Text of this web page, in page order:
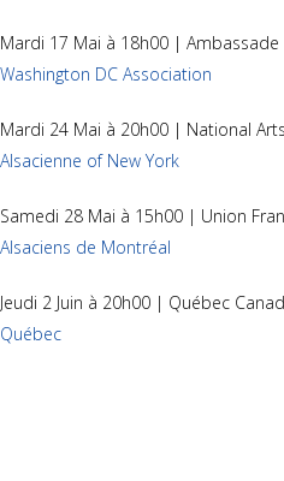
Mardi 17 Mai à 18h00 | Ambassade
Washington DC Association
Mardi 24 Mai à 20h00 | National
Alsacienne of New York
Samedi 28 Mai à 15h00 | Union
Alsaciens de Montréal
Jeudi 2 Juin à 20h00 | Québec
Québec